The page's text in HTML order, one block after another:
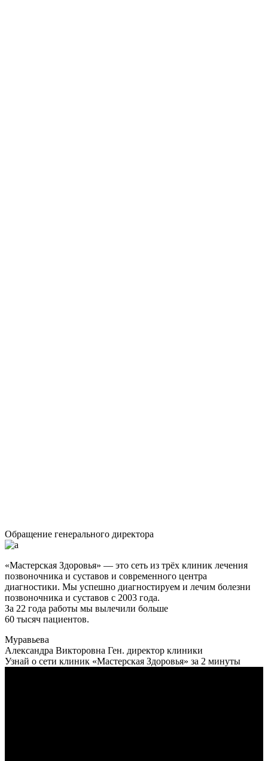
Обращение генерального директора
«Мастерская Здоровья» — это сеть из трёх клиник лечения
позвоночника и суставов и современного центра
диагностики. Мы успешно диагностируем и лечим болезни
позвоночника и суставов с 2003 года.
За 22 года работы мы вылечили больше
60 тысяч пациентов.
Муравьева
Александра Викторовна Ген. директор клиники
Узнай о сети клиник «Мастерская Здоровья» за 2 минуты